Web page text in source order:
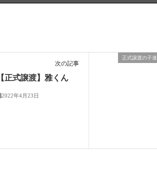
正式譲渡の子達
次の記事
【正式譲渡】雅くん
2022年4月23日